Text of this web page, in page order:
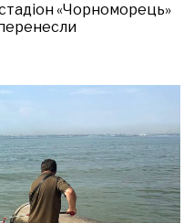
«Чорноморець»